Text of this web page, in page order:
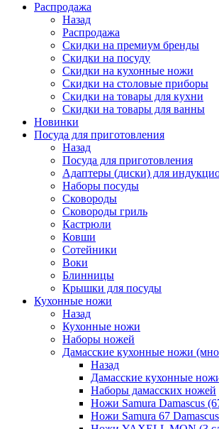
Распродажа
Назад
Распродажа
Скидки на премиум бренды
Скидки на посуду
Скидки на кухонные ножи
Скидки на столовые приборы
Скидки на товары для кухни
Скидки на товары для ванны
Новинки
Посуда для приготовления
Назад
Посуда для приготовления
Адаптеры (диски) для
Наборы посуды
Сковороды
Сковороды гриль
Кастрюли
Ковши
Сотейники
Воки
Блинницы
Крышки для посуды
Кухонные ножи
Назад
Кухонные ножи
Наборы ножей
Дамасские кухонные ножи
Назад
Дамасские кухонные
Наборы дамасских ножей
Ножи Samura Damascus
Ножи Samura 67